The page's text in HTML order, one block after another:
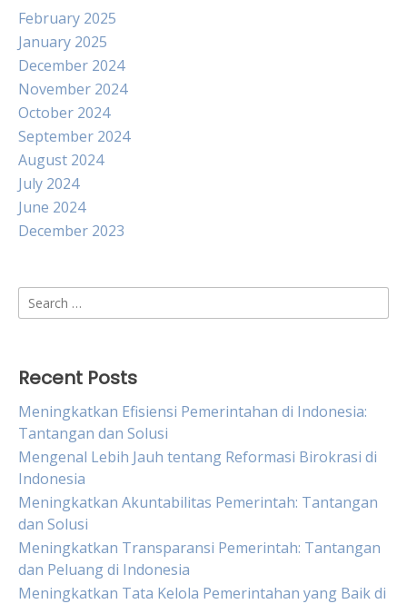
February 2025
January 2025
December 2024
November 2024
October 2024
September 2024
August 2024
July 2024
June 2024
December 2023
Search
for:
Recent Posts
Meningkatkan Efisiensi Pemerintahan di Indonesia:
Tantangan dan Solusi
Mengenal Lebih Jauh tentang Reformasi Birokrasi di
Indonesia
Meningkatkan Akuntabilitas Pemerintah: Tantangan
dan Solusi
Meningkatkan Transparansi Pemerintah: Tantangan
dan Peluang di Indonesia
Meningkatkan Tata Kelola Pemerintahan yang Baik di